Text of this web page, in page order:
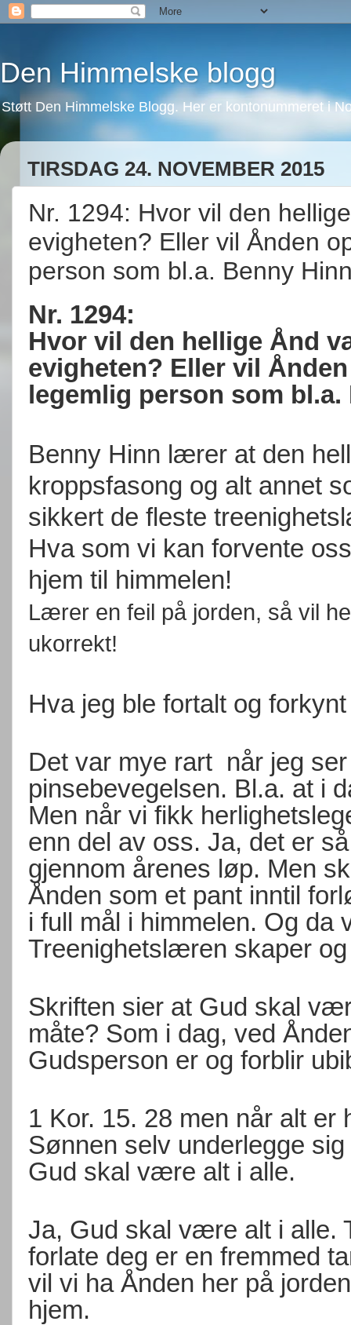
Den Himmelske blogg
Støtt Den Himmelske Blogg. Her er kontonummeret i
TIRSDAG 24. NOVEMBER 2015
Nr. 1294: Hvor vil den
evigheten? Eller vil Ånden
person som bl.a. Benny
Nr. 1294:
Hvor vil den hellige Ånd
evigheten? Eller vil
legemlig person som
Benny Hinn lærer at den
kroppsfasong og alt annet
sikkert de fleste
Hva som vi kan forvente
hjem til himmelen!
Lærer en feil på jorden, så vil
ukorrekt!
Hva jeg ble fortalt og
Det var mye rart når jeg
pinsebevegelsen. Bl.a. at i
Men når vi fikk
enn del av oss. Ja, det er
gjennom årenes løp. Men
Ånden som et pant inntil
i full mål i himmelen. Og
Treenighetslæren skaper
Skriften sier at Gud skal
måte? Som i dag, ved
Gudsperson er og forblir
1 Kor. 15. 28 men når alt er
Sønnen selv underlegge
Gud skal være alt i alle.
Ja, Gud skal være alt i alle.
forlate deg er en fremmed
vil vi ha Ånden her på
hjem.